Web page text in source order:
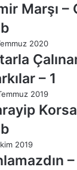
Marşı –
2020
– 1
2019
2019